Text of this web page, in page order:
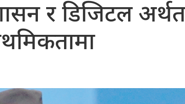
र डिजिटल